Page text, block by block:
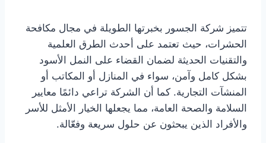
تتميز شركة الجسور بخبرتها الطويلة في مجال مكافحة
الحشرات، حيث تعتمد على أحدث الطرق العلمية
والتقنيات الحديثة لضمان القضاء على النمل الأسود
بشكل كامل وآمن، سواء في المنازل أو المكاتب أو
المنشآت التجارية. كما أن الشركة تراعي دائمًا معايير
السلامة والصحة العامة، مما يجعلها الخيار الأمثل للأسر
والأفراد الذين يبحثون عن حلول سريعة وفعّالة.